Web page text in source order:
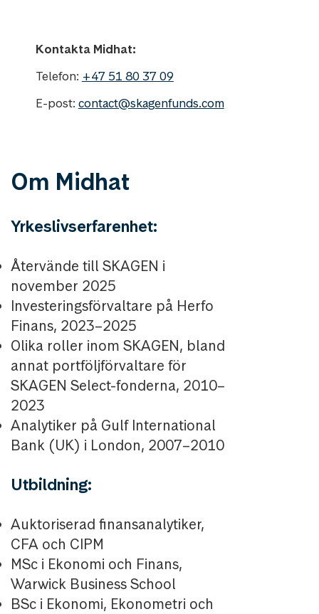
Kontakta Midhat:
Telefon: +47 51 80 37 09
E-post: contact@skagenfunds.com
Om Midhat
Yrkeslivserfarenhet:
Återvände till SKAGEN i
november 2025
Investeringsförvaltare på Herfo
Finans, 2023–2025
Olika roller inom SKAGEN, bland
annat portföljförvaltare för
SKAGEN Select-fonderna, 2010–
2023
Analytiker på Gulf International
Bank (UK) i London, 2007–2010
Utbildning:
Auktoriserad finansanalytiker,
CFA och CIPM
MSc i Ekonomi och Finans,
Warwick Business School
BSc i Ekonomi, Ekonometri och